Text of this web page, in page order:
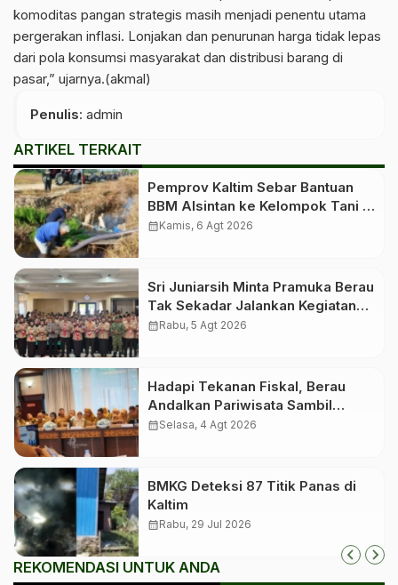
komoditas pangan strategis masih menjadi penentu utama
pergerakan inflasi. Lonjakan dan penurunan harga tidak lepas
dari pola konsumsi masyarakat dan distribusi barang di
pasar,” ujarnya.(akmal)
Penulis: admin
ARTIKEL TERKAIT
Pemprov Kaltim Sebar Bantuan
BBM Alsintan ke Kelompok Tani di
10 Kabupaten dan Kota
calendar_monthKamis, 6 Agt 2026
Sri Juniarsih Minta Pramuka Berau
Tak Sekadar Jalankan Kegiatan
Seremonial
calendar_monthRabu, 5 Agt 2026
Hadapi Tekanan Fiskal, Berau
Andalkan Pariwisata Sambil
Menanti Dana Transfer Pusat
calendar_monthSelasa, 4 Agt 2026
BMKG Deteksi 87 Titik Panas di
Kaltim
calendar_monthRabu, 29 Jul 2026
REKOMENDASI UNTUK ANDA